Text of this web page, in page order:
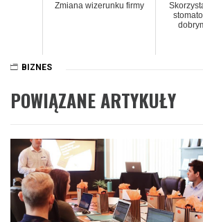
Zmiana wizerunku firmy
BIZNES
POWIĄZANE ARTYKUŁY